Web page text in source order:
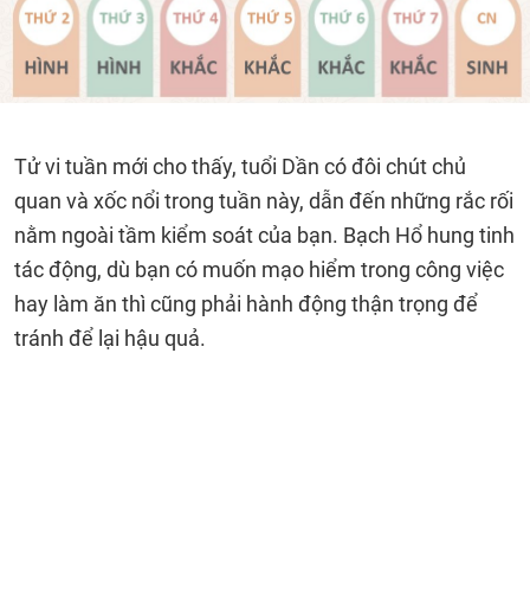
Tử vi tuần mới cho thấy, tuổi Dần có đôi chút chủ
quan và xốc nổi trong tuần này, dẫn đến những rắc rối
nằm ngoài tầm kiểm soát của bạn. Bạch Hổ hung tinh
tác động, dù bạn có muốn mạo hiểm trong công việc
hay làm ăn thì cũng phải hành động thận trọng để
tránh để lại hậu quả.